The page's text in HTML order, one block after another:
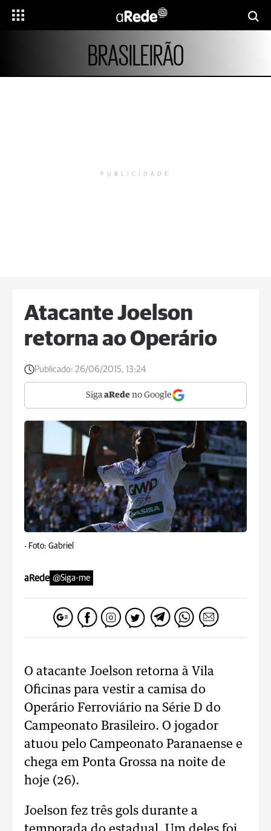
BRASILEIRÃO
PUBLICIDADE
Atacante Joelson
retorna ao Operário
Publicado: 26/06/2015, 13:24
Siga aRede no Google
- Foto: Gabriel
aRede @Siga-me
O atacante Joelson retorna à Vila
Oficinas para vestir a camisa do
Operário Ferroviário na Série D do
Campeonato Brasileiro. O jogador
atuou pelo Campeonato Paranaense e
chega em Ponta Grossa na noite de
hoje (26).
Joelson fez três gols durante a